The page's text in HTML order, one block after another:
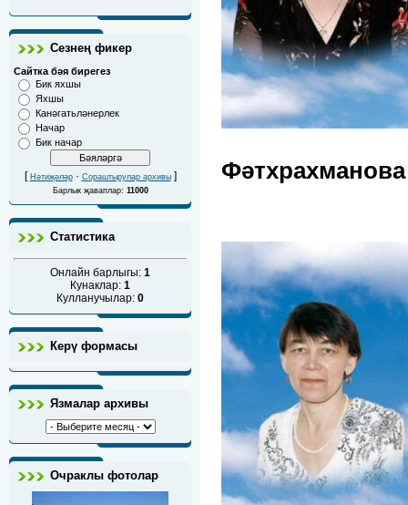
Сезнең фикер
Сайтка бәя бирегез
Бик яхшы
Яхшы
Канәгатьләнерлек
Начар
Бик начар
[ Нәтиҗәләр· Сораштырулар архивы]
Барлык җаваплар: 11000
Статистика
Онлайн барлыгы: 1
Кунаклар: 1
Кулланучылар: 0
Керү формасы
Язмалар архивы
Очраклы фотолар